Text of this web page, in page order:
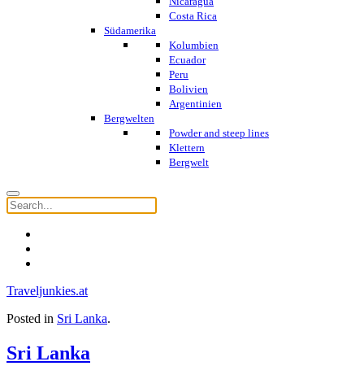
Costa Rica
Südamerika
Kolumbien
Ecuador
Peru
Bolivien
Argentinien
Bergwelten
Powder and steep lines
Klettern
Bergwelt
Traveljunkies.at
Posted in Sri Lanka.
Sri Lanka